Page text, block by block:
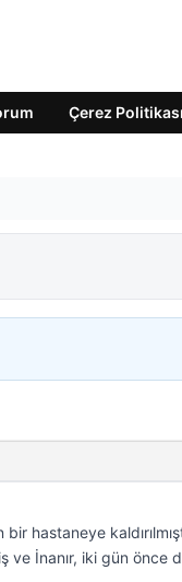
Çerez Politikası
hastaneye
ve İnanır, iki gün önce